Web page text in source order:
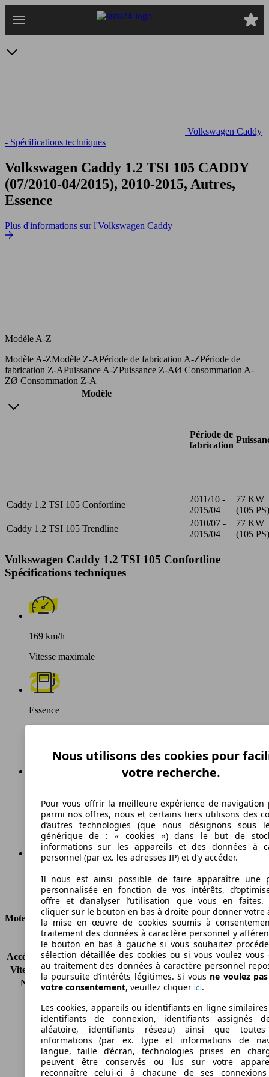
au
Volkswagen Caddy
- Spécifications techniques
Volkswagen Caddy 1.2 TSI 105 CADDY
(07/2010-04/2015), 2010-2015, Autres,
Essence
Plus d'informations sur l'Volkswagen Caddy
Modèle A-Z
Modèle A-ZModèle Z-APériode de fabrication A-ZPériode de
fabrication Z-APuissance A-ZPuissance Z-AØ Consommation A-
ZØ Consommation Z-A
Modèle
Période de
fabrication
Caddy 1.2 TSI 105 Confortline
2011/10 -
2015/04
77 KW
(105 PS)
Caddy 1.2 TSI 105 Trendline
2010/07 -
2015/04
77 KW
(105 PS)
Volkswagen Caddy 1.2 TSI 105 Confortline
Spécifications techniques
169 km/h
Vitesse maximale
Essence
Émissions de CO2 (combinées)*
Ø 6.4 l/100km
Consommation
Moteur et Puissance
KW (CH)
77 kW (105 PS)
Accélération (0-100 km/h) 12.4s
Vitesse maximale (km/h)
169 km/h
Nombre de vitesses
5
Cylindrée
1197 ccm
Carburant
Essence
Cylindres
4
Transmission
Boîte manuelle
Type de traction
Traction avant
Nous utilisons des cookies pour
votre recherche.
Pour vous offrir la meilleure expérience de navigation
parmi nos offres, nous et certains tiers utilisons des
d’autres technologies (que nous désignons sous
générique de : « cookies ») dans le but de
informations sur les appareils et des données à
personnel (par ex. les adresses IP) et d’y accéder.
Il nous est ainsi possible de faire apparaître une
personnalisée en fonction de vos intérêts,
offre et d’analyser l’utilisation que vous en faites.
cliquer sur le bouton en bas à droite pour donner votre
la mise en œuvre de cookies soumis à
traitement des données à caractère personnel y
le bouton en bas à gauche si vous souhaitez
sélection détaillée des cookies ou si vous voulez vous
au traitement des données à caractère personnel
la poursuite d’intérêts légitimes. Si vous ne voulez
votre consentement, veuillez cliquer ici.
Les cookies, appareils ou identifiants en ligne
identifiants de connexion, identifiants assignés
aléatoire, identifiants réseau) ainsi que
informations (par ex. type et informations de
langue, taille d’écran, technologies prises en
peuvent être conservés ou lus sur votre
reconnaître celui-ci à chacune de ses